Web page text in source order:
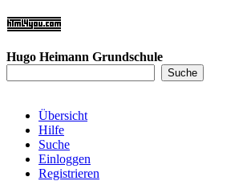
Hugo Heimann Grundschule
Übersicht
Hilfe
Suche
Einloggen
Registrieren